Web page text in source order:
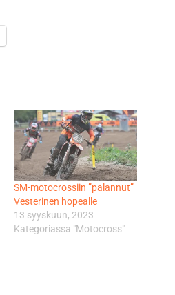
SM-motocrossiin ”palannut”
Vesterinen hopealle
13 syyskuun, 2023
Kategoriassa "Motocross"